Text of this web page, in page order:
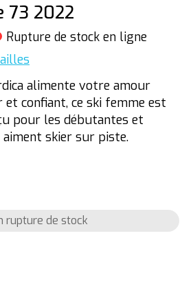
73 2022
Rupture de stock en ligne
alimente votre amour
et confiant, ce ski femme est
pour les débutantes et
skier sur piste.
rupture de stock